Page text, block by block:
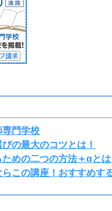
専門学校
の最大のコツとは！
めの二つの方法＋αとは
この講座！おすすめす